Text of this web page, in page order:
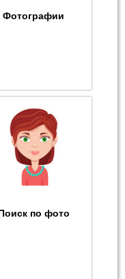
Фотографии
по фото